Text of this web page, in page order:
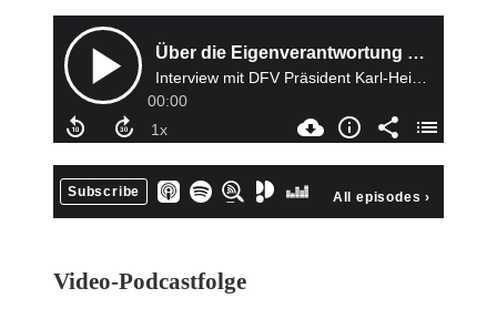
Video-Podcastfolge